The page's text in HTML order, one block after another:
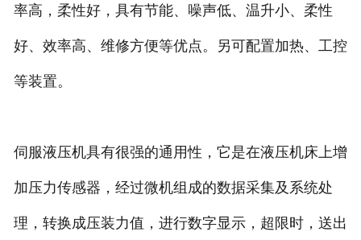
率高，柔性好，具有节能、噪声低、温升小、柔性
好、效率高、维修方便等优点。另可配置加热、工控
等装置。
伺服液压机具有很强的通用性，它是在液压机床上增
加压力传感器，经过微机组成的数据采集及系统处
理，转换成压装力值，进行数字显示，超限时，送出